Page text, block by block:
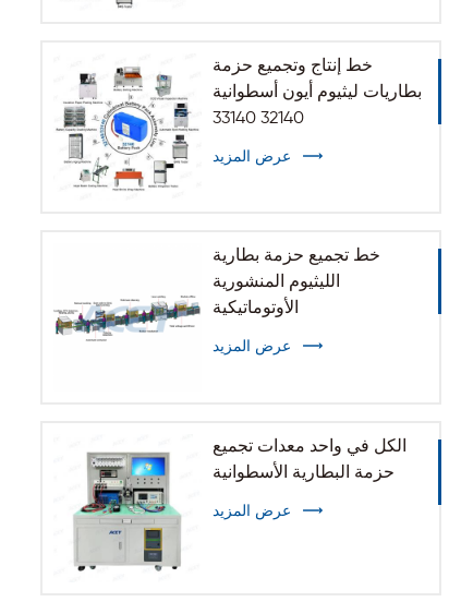
خط إنتاج وتجميع حزمة
بطاريات ليثيوم أيون أسطوانية
32140 33140
عرض المزيد
خط تجميع حزمة بطارية
الليثيوم المنشورية
الأوتوماتيكية
عرض المزيد
الكل في واحد معدات تجميع
حزمة البطارية الأسطوانية
عرض المزيد